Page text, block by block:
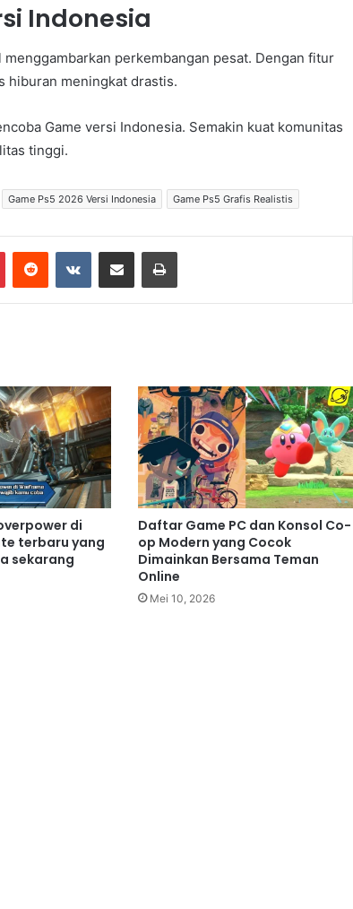
Indonesia
perkembangan pesat. Dengan fitur
hiburan meningkat drastis.
Game versi Indonesia. Semakin kuat komunitas
tinggi.
Game Ps5 2026 Versi Indonesia Game Ps5 Grafis Realistis
di
terbaru yang
sekarang
Daftar Game PC dan Konsol Co-
op Modern yang Cocok
Dimainkan Bersama Teman
Online
Mei 10, 2026